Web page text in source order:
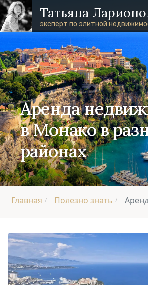
Перейти к основному содержанию
Skip to footer content
Татьяна
эксперт по элитной
Аренда
в Монако в
районах
Главная / Полезно знать /